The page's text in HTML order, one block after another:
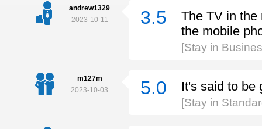
andrew1329
2023-10-11
3.5
The TV in the
the mobile
[Stay in
m127m
2023-10-03
5.0 It's said to be
[Stay in